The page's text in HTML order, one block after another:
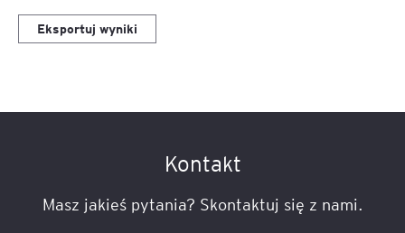
Eksportuj wyniki
Kontakt
Masz jakieś pytania? Skontaktuj się z nami.